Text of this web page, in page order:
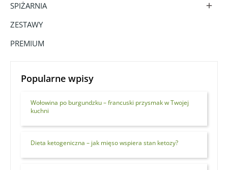
SPIŻARNIA

ZESTAWY
PREMIUM
Popularne wpisy
Wołowina po burgundzku – francuski przysmak w Twojej
kuchni
Dieta ketogeniczna – jak mięso wspiera stan ketozy?